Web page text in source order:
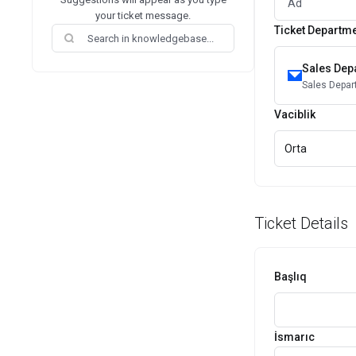
your ticket message.
Ticket
Sales
Sales
Vaciblik
Orta
Ticket Details
Başlıq
İsmarıc